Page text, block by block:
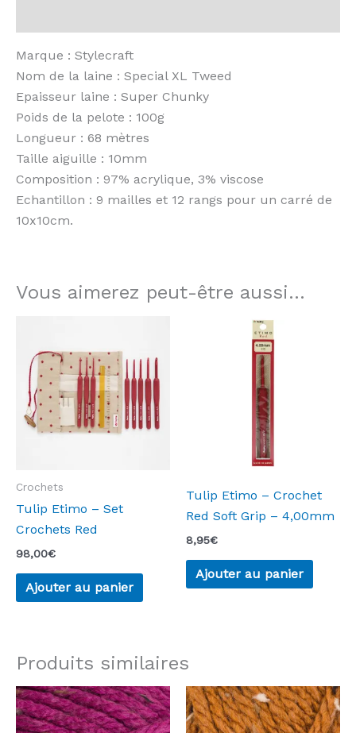
Marque : Stylecraft
Nom de la laine : Special XL Tweed
Epaisseur laine : Super Chunky
Poids de la pelote : 100g
Longueur : 68 mètres
Taille aiguille : 10mm
Composition : 97% acrylique, 3% viscose
Echantillon : 9 mailles et 12 rangs pour un carré de
10x10cm.
Vous aimerez peut-être aussi…
Crochets
Tulip Etimo – Set
Crochets Red
98,00€
Ajouter au panier
Tulip Etimo – Crochet
Red Soft Grip – 4,00mm
8,95€
Ajouter au panier
Produits similaires